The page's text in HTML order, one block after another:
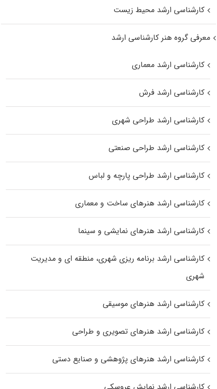
کارشناسی ارشد محیط زیست
معرفی گروه هنر کارشناسی ارشد
کارشناسی ارشد معماری
کارشناسی ارشد فرش
کارشناسی ارشد طراحی شهری
کارشناسی ارشد طراحی صنعتی
کارشناسی ارشد طراحی پارچه و لباس
کارشناسی ارشد هنرهای ساخت و معماری
کارشناسی ارشد هنرهای نمایشی و سینما
کارشناسی ارشد برنامه ریزی شهری، منطقه‌ ای و مدیریت
شهری
کارشناسی ارشد هنرهای موسیقی
کارشناسی ارشد هنرهای تصویری و طراحی
کارشناسی ارشد هنرهای پژوهشی و صنایع دستی